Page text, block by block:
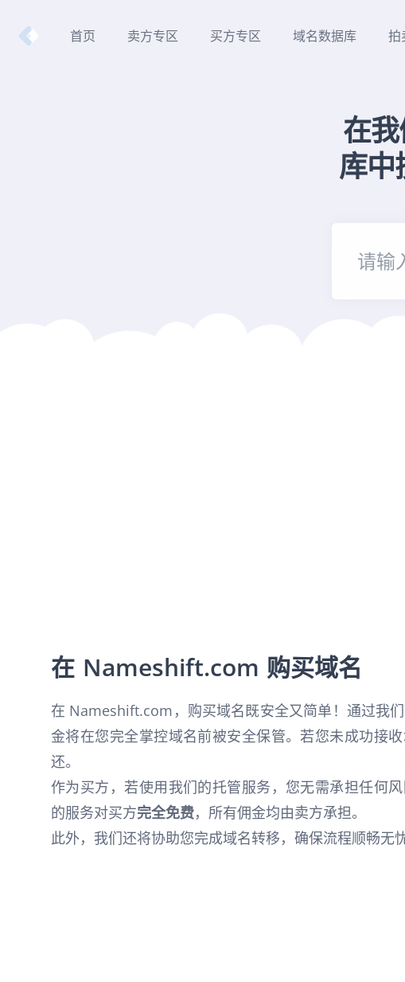
Nameshift.com
首页 卖方专区 买方专区 域名数据库 拍
在
库中
在 Nameshift.com 购买域名
在 Nameshift.com，购买域名既安全又简单！通过我
金将在您完全掌控域名前被安全保管。若您未成功接
还。
作为买方，若使用我们的托管服务，您无需承担任何
的服务对买方完全免费，所有佣金均由卖方承担。
此外，我们还将协助您完成域名转移，确保流程顺畅无忧